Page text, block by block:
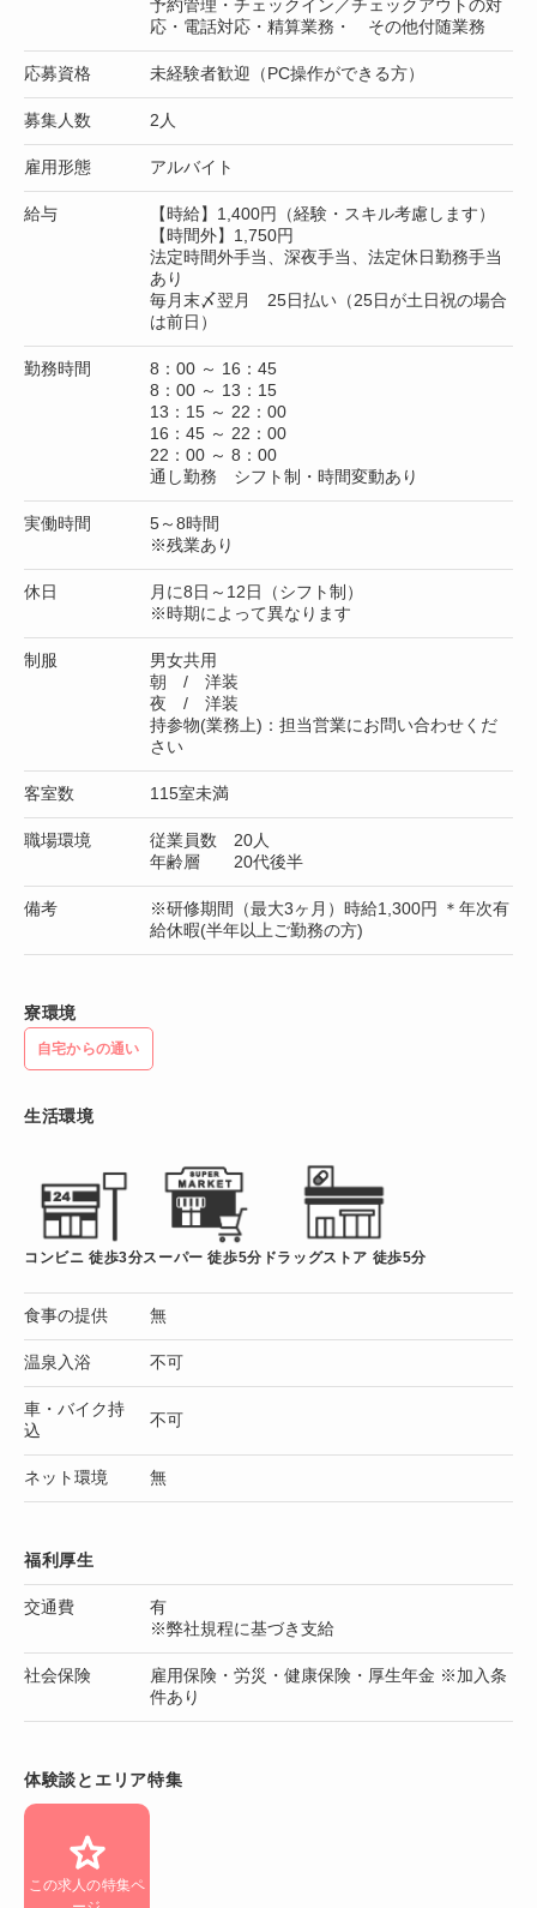
予約管理・チェックイン／チェックアウトの対
応・電話対応・精算業務・ その他付随業務
応募資格 未経験者歓迎（PC操作ができる方）
募集人数 2人
雇用形態 アルバイト
給与
【時給】1,400円（経験・スキル考慮します）
【時間外】1,750円
法定時間外手当、深夜手当、法定休日勤務手当
あり
毎月末〆翌月 25日払い（25日が土日祝の場合
は前日）
勤務時間
8：00 ～ 16：45
8：00 ～ 13：15
13：15 ～ 22：00
16：45 ～ 22：00
22：00 ～ 8：00
通し勤務 シフト制・時間変動あり
実働時間
5～8時間
※残業あり
休日
月に8日～12日（シフト制）
※時期によって異なります
制服
男女共用
朝 / 洋装
夜 / 洋装
持参物(業務上)：担当営業にお問い合わせくだ
さい
客室数 115室未満
職場環境
従業員数 20人
年齢層 20代後半
備考
※研修期間（最大3ヶ月）時給1,300円 ＊年次有
給休暇(半年以上ご勤務の方)
寮環境
自宅からの通い
生活環境
コンビニ 徒歩3分スーパー 徒歩5分 ドラッグストア 徒歩5分
食事の提供 無
温泉入浴 不可
車・バイク持
込
不可
ネット環境 無
福利厚生
交通費
有
※弊社規程に基づき支給
社会保険
雇用保険・労災・健康保険・厚生年金 ※加入条
件あり
体験談とエリア特集
この求人の特集ペ